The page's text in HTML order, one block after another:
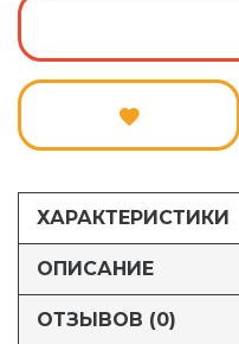
ХАРАКТЕРИСТИКИ
ОПИСАНИЕ
ОТЗЫВОВ (0)